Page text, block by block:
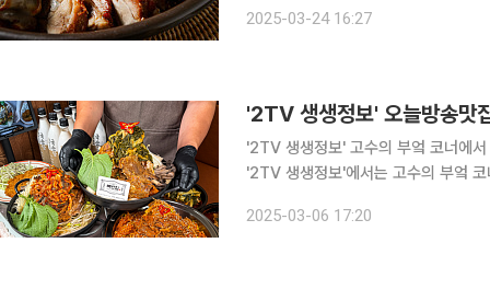
저렴한 가격으로 족발과 보쌈, 감자탕
2025-03-24 16:27
'2TV 생생정보' 고수의 부엌 코너에서 감자탕
'2TV 생생정보'에서는 고수의 부엌 코너
를 맛볼 수 있다. 이곳의 감자탕은 상황
2025-03-06 17:20